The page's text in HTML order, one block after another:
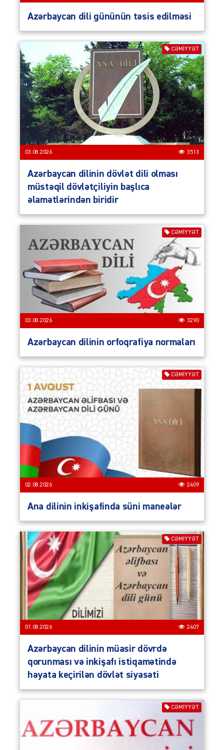
Azərbaycan dili gününün təsis edilməsi
CƏMIYYƏT
03.08.2026 3513
Azərbaycan dilinin dövlət dili olması
müstəqil dövlətçiliyin başlıca
əlamətlərindən biridir
CƏMIYYƏT
03.08.2026 3290
Azərbaycan dilinin orfoqrafiya normaları
CƏMIYYƏT
02.08.2026 2409
Ana dilinin inkişafinda süni maneələr
CƏMIYYƏT
01.08.2026 2407
Azərbaycan dilinin müasir dövrdə
qorunması və inkişafı istiqamətində
həyata keçirilən dövlət siyasəti
CƏMIYYƏT